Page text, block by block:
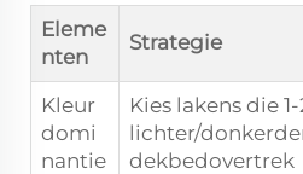
Eleme
nten
Strategie
Kleur
domi
nantie
Kies lakens die
lichter/
dekbedovertrek